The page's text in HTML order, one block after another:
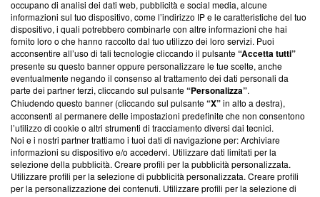
creare news di qualità. Inoltre, afferma la nostra aderenza a
‘Trust Project - News with Integrity’Blasting News non è
ancora membro del programma, ma ha richiesto di farne
parte; Trust Project non ha ancora effettuato una verifica di
conformità agli standard.
Su di noi
Team editoriale
Corporate
Redazione
Informativa Privacy
occupano di analisi dei dati web, pubblicità e social media, alcune
informazioni sul tuo dispositivo, come l’indirizzo IP e le caratteristiche del tuo
dispositivo, i quali potrebbero combinarle con altre informazioni che hai
fornito loro o che hanno raccolto dal tuo utilizzo dei loro servizi. Puoi
acconsentire all’uso di tali tecnologie cliccando il pulsante“Accetta tutti”
presente su questo banner oppure personalizzare le tue scelte, anche
eventualmente negando il consenso al trattamento dei dati personali da
parte dei partner terzi, cliccando sul pulsante“Personalizza”.
Chiudendo questo banner (cliccando sul pulsante“X”in alto a destra),
acconsenti al permanere delle impostazioni predefinite che non consentono
l’utilizzo di cookie o altri strumenti di tracciamento diversi dai tecnici.
Noi e i nostri partner trattiamo i tuoi dati di navigazione per: Archiviare
informazioni su dispositivo e/o accedervi. Utilizzare dati limitati per la
selezione della pubblicità. Creare profili per la pubblicità personalizzata.
Utilizzare profili per la selezione di pubblicità personalizzata. Creare profili
per la personalizzazione dei contenuti. Utilizzare profili per la selezione di